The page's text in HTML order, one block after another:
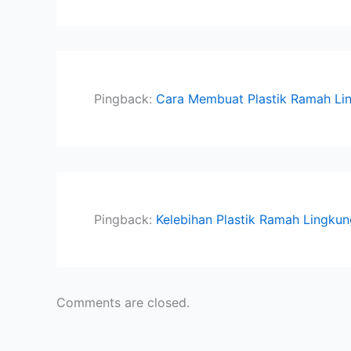
Pingback: Cara Membuat Plastik Ramah
Pingback: Kelebihan Plastik Ramah
Comments are closed.